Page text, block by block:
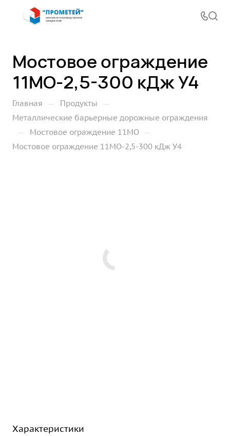
Мостовое ограждение
11МО-2,5-300 кДж У4
Главная — Продукты —
Металлические барьерные дорожные ограждения
— Мостовое ограждение 11МО —
Мостовое ограждение 11МО-2,5-300 кДж У4
Характеристики